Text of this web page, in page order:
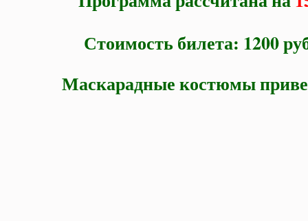
Стоимость билета: 1200
Маскарадные костюмы